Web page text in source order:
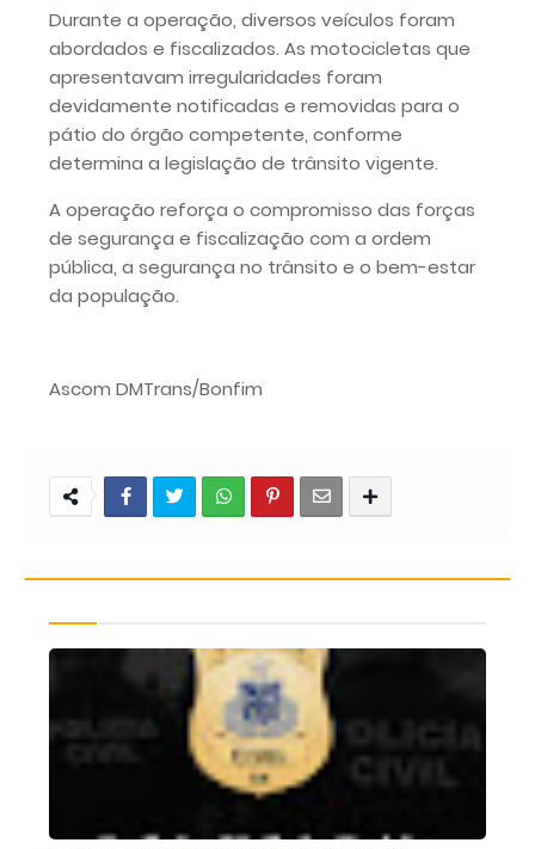
Durante a operação, diversos veículos foram
abordados e fiscalizados. As motocicletas que
apresentavam irregularidades foram
devidamente notificadas e removidas para o
pátio do órgão competente, conforme
determina a legislação de trânsito vigente.
A operação reforça o compromisso das forças
de segurança e fiscalização com a ordem
pública, a segurança no trânsito e o bem-estar
da população.
Ascom DMTrans/Bonfim